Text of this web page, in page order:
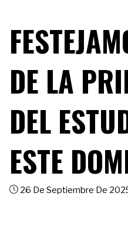
DE LA
DEL
ESTE
26 De Septiembre De